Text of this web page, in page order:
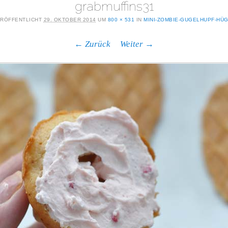
grabmuffins31
29. OKTOBER 2014 UM 800 × 531 INMINI-ZOMBIE-GUGELHUPF-
← Zurück Weiter →